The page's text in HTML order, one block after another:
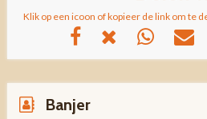
Klik op een icoon of kopieer de link om te
Banjer